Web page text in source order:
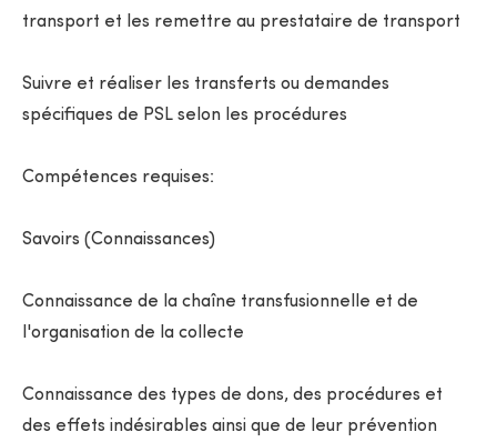
transport et les remettre au prestataire de transport
Suivre et réaliser les transferts ou demandes
spécifiques de PSL selon les procédures
Compétences requises:
Savoirs (Connaissances)
Connaissance de la chaîne transfusionnelle et de
l'organisation de la collecte
Connaissance des types de dons, des procédures et
des effets indésirables ainsi que de leur prévention